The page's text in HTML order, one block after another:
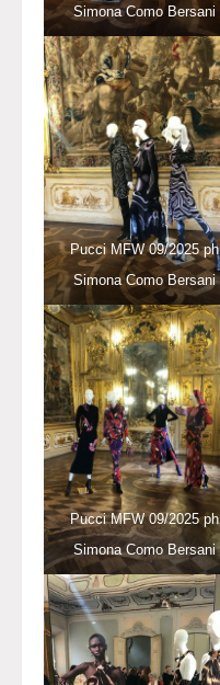
Simona Como Bersani
Pucci MFW 09/2025 ph
Simona Como Bersani
Pucci MFW 09/2025 ph
Simona Como Bersani